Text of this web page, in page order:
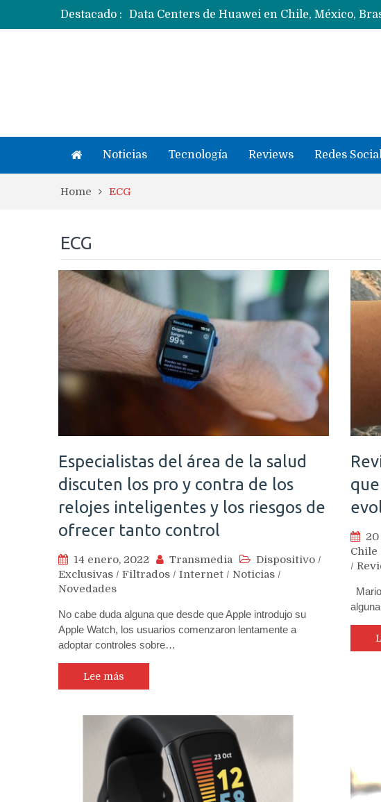
Destacado :
Noticias Tecnología Reviews Redes
Home ECG
ECG
Especialistas del área de la salud
discuten los pro y contra de los
relojes inteligentes y los riesgos de
ofrecer tanto control
14 enero, 2022 Transmedia Dispositivo /
Exclusivas / Filtrados / Internet / Noticias /
Novedades
No cabe duda alguna que desde que Apple introdujo su
Apple Watch, los usuarios comenzaron lentamente a
adoptar controles sobre…
Lee más
Chile
/